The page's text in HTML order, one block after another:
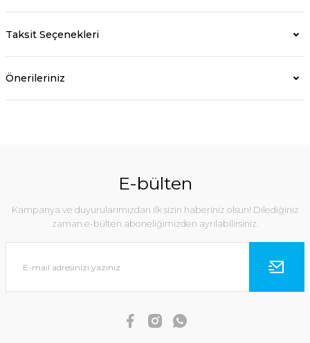
Taksit Seçenekleri
Önerileriniz
E-bülten
Kampanya ve duyurularımızdan ilk sizin haberiniz olsun! Dilediğiniz
zaman e-bülten aboneliğimizden ayrılabilirsiniz.